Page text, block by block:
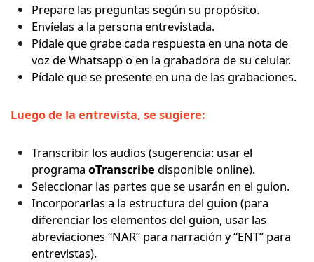
Prepare las preguntas según su propósito.
Envíelas a la persona entrevistada.
Pídale que grabe cada respuesta en una nota de
voz de Whatsapp o en la grabadora de su celular.
Pídale que se presente en una de las grabaciones.
Luego de la entrevista, se sugiere:
Transcribir los audios (sugerencia: usar el
programa oTranscribe disponible online).
Seleccionar las partes que se usarán en el guion.
Incorporarlas a la estructura del guion (para
diferenciar los elementos del guion, usar las
abreviaciones “NAR” para narración y “ENT” para
entrevistas).